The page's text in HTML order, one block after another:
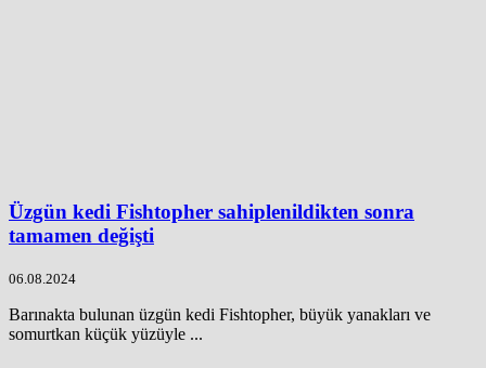
Üzgün kedi Fishtopher sahiplenildikten sonra
tamamen değişti
06.08.2024
Barınakta bulunan üzgün kedi Fishtopher, büyük yanakları ve
somurtkan küçük yüzüyle ...